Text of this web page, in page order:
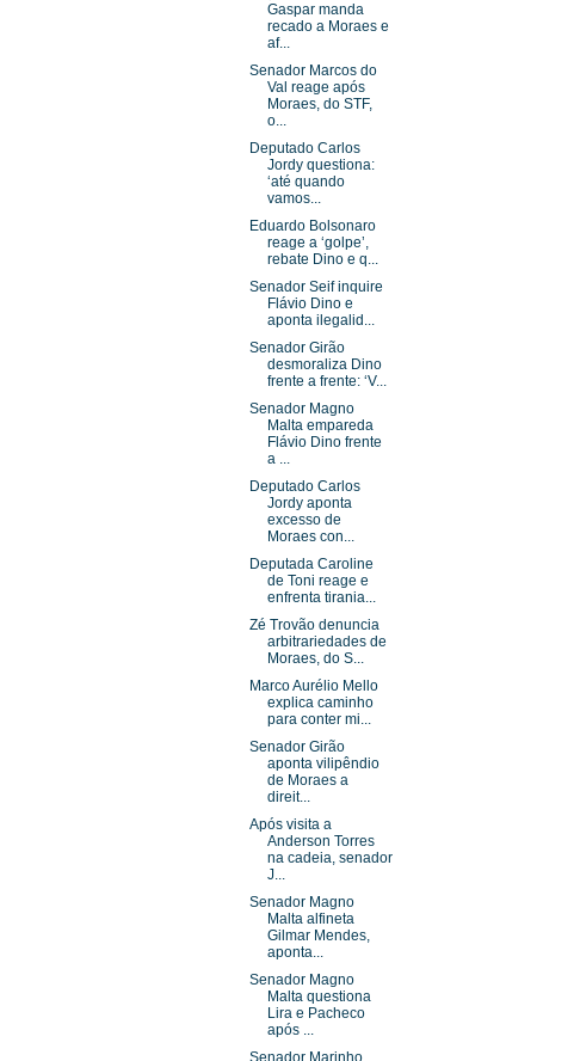
Gaspar manda
recado a Moraes e
af...
Senador Marcos do
Val reage após
Moraes, do STF,
o...
Deputado Carlos
Jordy questiona:
‘até quando
vamos...
Eduardo Bolsonaro
reage a ‘golpe’,
rebate Dino e q...
Senador Seif inquire
Flávio Dino e
aponta ilegalid...
Senador Girão
desmoraliza Dino
frente a frente: ‘V...
Senador Magno
Malta empareda
Flávio Dino frente
a ...
Deputado Carlos
Jordy aponta
excesso de
Moraes con...
Deputada Caroline
de Toni reage e
enfrenta tirania...
Zé Trovão denuncia
arbitrariedades de
Moraes, do S...
Marco Aurélio Mello
explica caminho
para conter mi...
Senador Girão
aponta vilipêndio
de Moraes a
direit...
Após visita a
Anderson Torres
na cadeia, senador
J...
Senador Magno
Malta alfineta
Gilmar Mendes,
aponta...
Senador Magno
Malta questiona
Lira e Pacheco
após ...